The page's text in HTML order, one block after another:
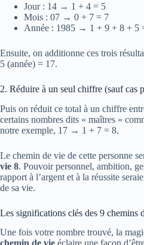
Jour : 14 → 1 + 4 = 5
Mois : 07 → 0 + 7 = 7
Année : 1985 → 1 + 9 + 8 + 5
Ensuite, on additionne ces trois
5 (année) = 17.
2. Réduire à un seul chiffre (sauf cas
Puis on réduit ce total à un chiffre
certains nombres dits « maîtres »
notre exemple, 17 → 1 + 7 = 8.
Le chemin de vie de cette personne
vie 8. Pouvoir personnel, ambition,
rapport à l’argent et à la réussite
de sa vie.
Les significations clés des 9 chemins
Une fois votre nombre trouvé, la